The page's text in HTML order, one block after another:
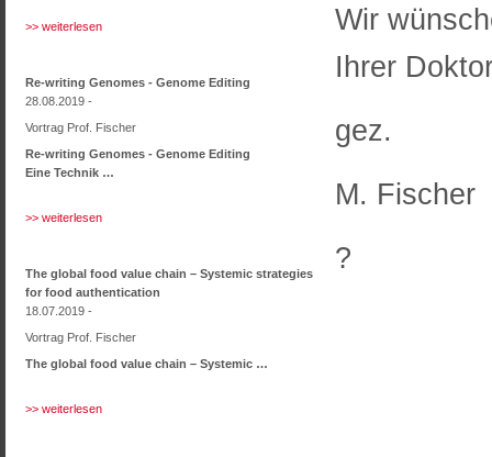
>> weiterlesen
Re-writing Genomes - Genome Editing
28.08.2019 -
Vortrag Prof. Fischer
Re-writing Genomes - Genome Editing
Eine Technik …
>> weiterlesen
The global food value chain – Systemic strategies
for food authentication
18.07.2019 -
Vortrag Prof. Fischer
The global food value chain – Systemic …
>> weiterlesen
Wir
Ihrer
gez.
M. Fischer
?